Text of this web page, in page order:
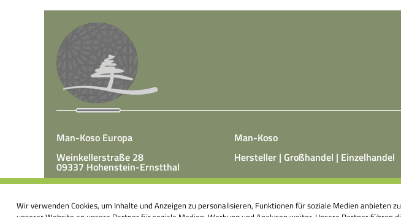
Man-Koso Europa
Weinkellerstraße 28
09337 Hohenstein-Ernstthal
Tel.: +49(0)3723 65 89 50
Man-Koso
Hersteller | Großhandel | Einzelhandel
unter Zusatz von Hefepilzen,
Wir verwenden Cookies, um Inhalte und Anzeigen zu personalisieren, Funktionen für soziale Medien